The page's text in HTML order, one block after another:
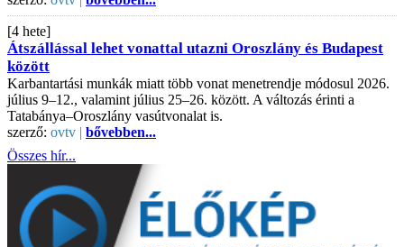
[4 hete]
Átszállással lehet vonattal utazni Oroszlány és Budapest
között
Karbantartási munkák miatt több vonat menetrendje módosul 2026.
július 9–12., valamint július 25–26. között. A változás érinti a
Tatabánya–Oroszlány vasútvonalat is.
szerző: ovtv | bővebben...
Összes hír...